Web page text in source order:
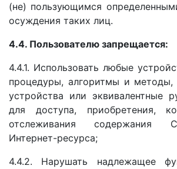
(не) пользующимся
осуждения таких лиц.
4.4. Пользователю запрещается:
4.4.1. Использовать любые
процедуры, алгоритмы и методы,
устройства или эквивалентные
для доступа, приобретения,
отслеживания содержания
Интернет-ресурса;
4.4.2. Нарушать надлежащее